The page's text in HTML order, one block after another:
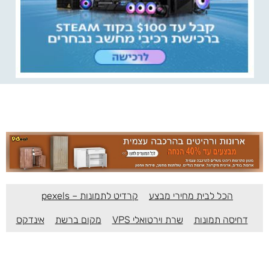
הכל לבית מחירי מבצע קרדיט לתמונות – pexels
דחיסה תמונות שרת וירטואלי VPS מקום ברשת אינדקס